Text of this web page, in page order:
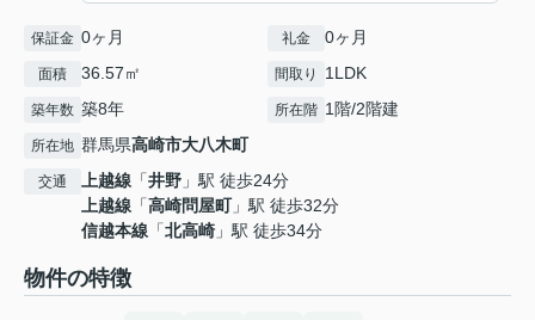
保証金 0ヶ月 礼金 0ヶ月
面積 36.57㎡ 間取り 1LDK
築年数 築8年 所在階 1階/2階建
所在地 群馬県高崎市大八木町
交通 上越線 「井野 」駅 徒歩24分
上越線 「高崎問屋町」駅 徒歩32分
信越本線 「北高崎 」駅 徒歩34分
物件の特徴